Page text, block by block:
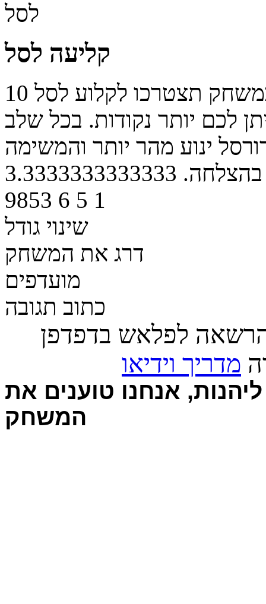
לסל
קליעה לסל
יודעים להטביע כדורסל בסל? במשחק תצטרכו לקלוע לסל 10
לכם יותר נקודות. בכל שלב
ינוע מהר יותר והמשימה
3.3333333333333
9853 6 5 1
שינוי גודל
דרג את המשחק
מועדפים
כתוב תגובה
לפלאש בדפדפן
מדריך וידיאו
אנחנו טוענים את
המשחק